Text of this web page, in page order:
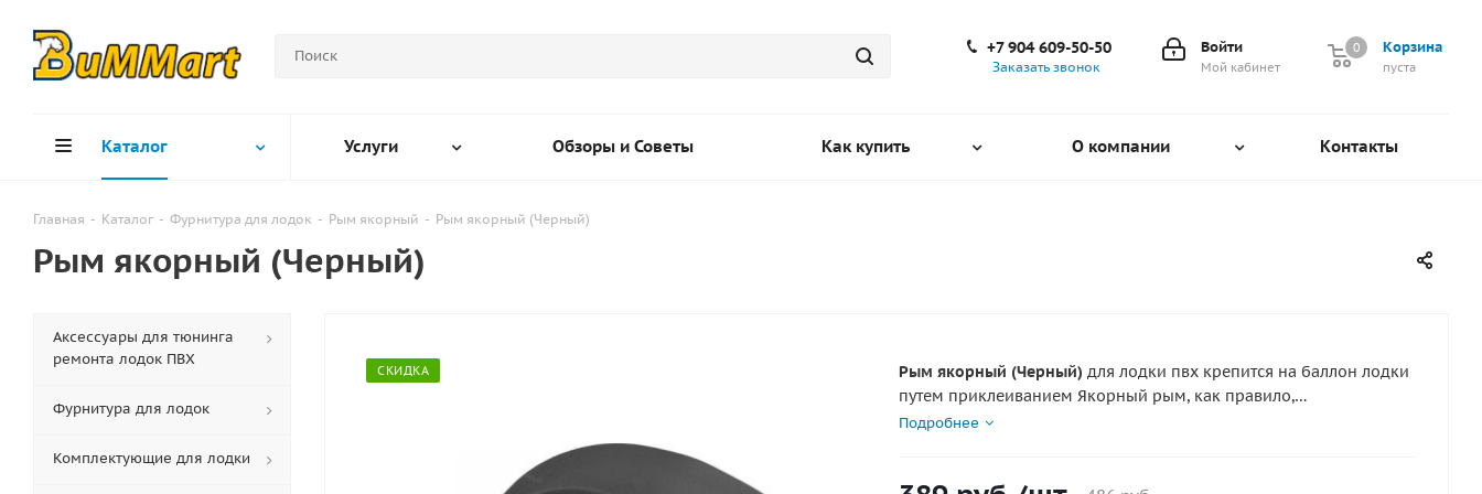
Корзина
0
пуста
0
Войти
Мой кабинет
+7 904 609-50-50
Заказать звонок
Каталог Услуги Обзоры и Советы Как купить О компании Контакты
Главная - Каталог - Фурнитура для лодок - Рым якорный - Рым якорный (Черный)
Рым якорный (Черный)
СКИДКА Рым якорный (Черный) для лодки пвх крепится на баллон лодки
путем приклеиванием Якорный рым, как правило,
устанавливается в носовую часть надувной лодки пвх или риба.
Подробнее
Аксессуары для тюнинга
ремонта лодок ПВХ
Фурнитура для лодок
Комплектующие для лодки